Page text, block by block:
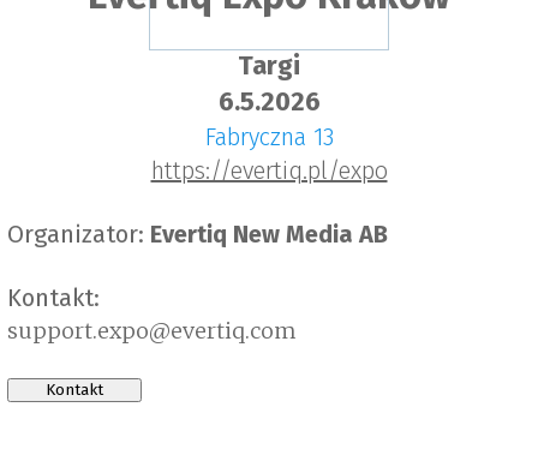
Targi
6.5.2026
Fabryczna 13
https://evertiq.pl/expo
Organizator: Evertiq New Media AB
Kontakt:
support.expo@evertiq.com
Kontakt